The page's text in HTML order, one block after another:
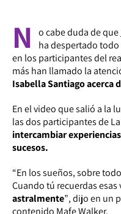
N o cabe duda de que
ha despertado
en los participantes del
más han llamado la
Isabella Santiago acerca
En el video que salió a la
las dos participantes de
intercambiar
sucesos.
“En los sueños, sobre
Cuando tú recuerdas
astralmente”, dijo en un
contenido Mafe Walker.